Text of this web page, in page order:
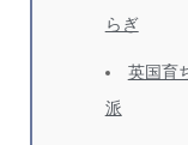
らぎ
英国育
派